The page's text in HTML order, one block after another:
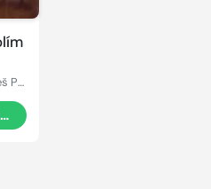
Tomáš Karger, Aleš Procházka, Taťjana Medvecká, Otakar Brousek, Jan Vlasák, Marek Holý, Stanislav Lehký, Antonie Talacková, Jiří Štěpnička, Ladislav Frej, Miroslav Táborský, Martin Pechlát, Pavel Molek, Josef Somr, Pavel Batěk, Jan Dolanský